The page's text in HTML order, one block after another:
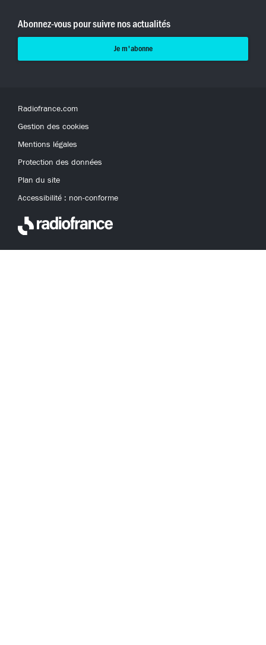
BlueskyLinkedIn
Abonnez-vous pour suivre nos actualités
Je m'abonne
Radiofrance.com
Gestion des cookies
Mentions légales
Protection des données
Plan du site
Accessibilité : non-conforme